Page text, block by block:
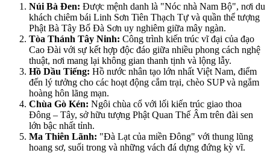
Núi Bà Đen: Được mệnh danh là "Nóc nhà Nam Bộ", nơi du
khách chiêm bái Linh Sơn Tiên Thạch Tự và quần thể tượng
Phật Bà Tây Bổ Đà Sơn uy nghiêm giữa mây ngàn.
Tòa Thánh Tây Ninh: Công trình kiến trúc vĩ đại của đạo
Cao Đài với sự kết hợp độc đáo giữa nhiều phong cách nghệ
thuật, nơi mang lại không gian thanh tịnh và lộng lẫy.
Hồ Dầu Tiếng: Hồ nước nhân tạo lớn nhất Việt Nam, điểm
đến lý tưởng cho các hoạt động cắm trại, chèo SUP và ngắm
hoàng hôn lãng mạn.
Chùa Gò Kén: Ngôi chùa cổ với lối kiến trúc giao thoa
Đông – Tây, sở hữu tượng Phật Quan Thế Âm trên đài sen
lớn bậc nhất tỉnh.
Ma Thiên Lãnh: "Đà Lạt của miền Đông" với thung lũng
hoang sơ, suối trong và những vách đá dựng đứng kỳ vĩ.